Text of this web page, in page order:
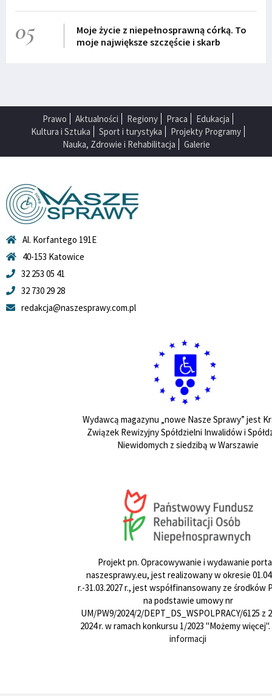
05
Moje życie z niepełnosprawną córką. To
moje największe szczęście i skarb
Prawo Aktualności Regiony Praca
Edukacja
Kultura i Sztuka
Sport i turystyka
Projekty Programy
Nauka, Zdrowie i Rehabilitacja
Galerie
Al. Korfantego 191E
40-153 Katowice
32 253 05 41
32 730 29 28
redakcja@naszesprawy.com.pl
Wydawcą magazynu „nowe Nasze Sprawy” jest
Związek Rewizyjny Spółdzielni Inwalidów i
Niewidomych z siedzibą w Warszawie
Projekt pn. Opracowywanie i wydawanie
naszesprawy.eu, jest realizowany w okresie
r.-31.03.2027 r., jest współfinansowany ze środków
na podstawie umowy nr
UM/PW9/2024/2/DEPT_DS_WSPOLPRACY/6125 z
2024 r. w ramach konkursu 1/2023 "Możemy więcej".
informacji